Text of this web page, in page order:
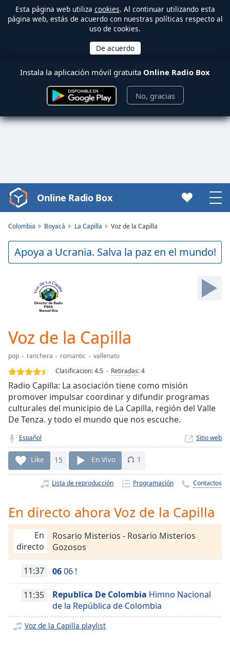
Esta página web utiliza cookies. Al continuar utilizando esta
página web, estás de acuerdo con nuestras políticas respecto al
uso de cookies.
Instala la aplicación móvil gratuita Online Radio Box
No, gracias
Video
Player
Play
Video
Current
Time0:00
Duration
Loaded:
0.00%
Stream
TypeLIVE
Seek to
currently
behind
liveLIVE
Remaining
Time-
Rate
Chapters
Chapters
descriptions
off,
selected
Online Radio Box
Colombia Boyacá La Capilla Voz de la Capilla
Apoya a Ucrania. Salva la paz en el mundo!
Voz de la Capilla
pop ranchera romantic
vallenato
Clasificacion:4.5 Retiradas:4
Radio Capilla: La asociación tiene como misión
promover impulsar coordinar y difundir programas
culturales del municipio de La Capilla, región del Valle
De Tenza. y todo el mundo que nos escuche.
Español Sitio web
Like 15 En Vivo 1
Lista de reproducción Programación Contactos
En directo ahora Voz de la Capilla
En
directo
Rosario Misterios - Rosario Misterios
Gozosos
11:37 0606 !
11:35 Republica De Colombia Himno Nacional
de la República de Colombia
Voz de la Capilla playlist